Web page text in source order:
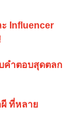
ะ Influencer
คำตอบสุดตลก
ผี ที่หลาย